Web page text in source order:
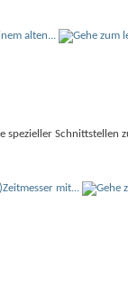
alten...
mit...